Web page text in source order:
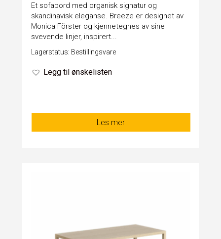
Et sofabord med organisk signatur og
skandinavisk eleganse. Breeze er designet av
Monica Förster og kjennetegnes av sine
svevende linjer, inspirert...
Lagerstatus: Bestillingsvare
Legg til ønskelisten
Les mer